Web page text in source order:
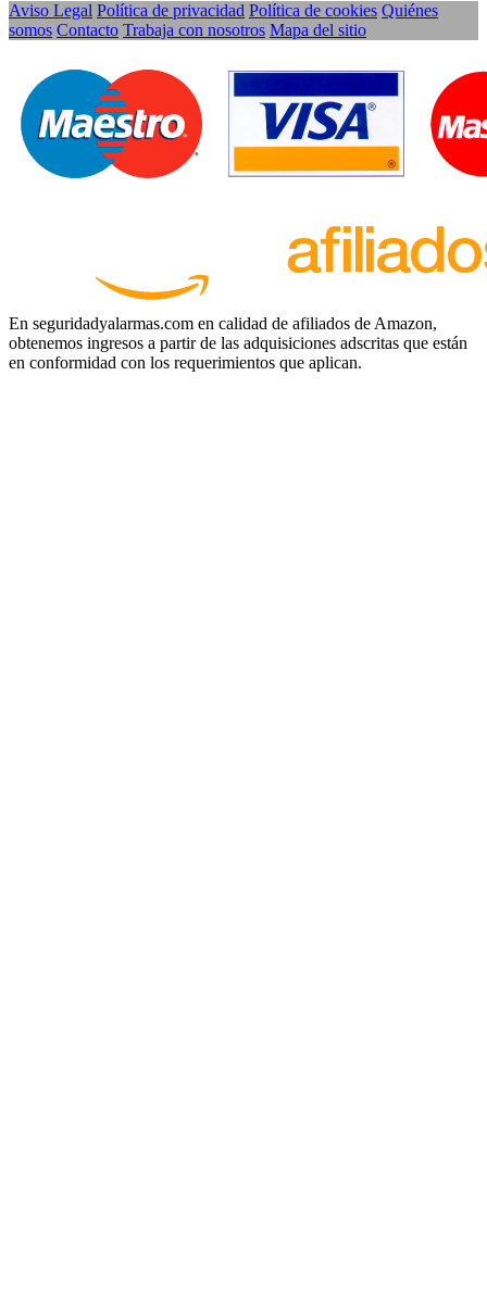
Aviso Legal Política de privacidad Política de cookies Quiénes
somos Contacto Trabaja con nosotros Mapa del sitio
En seguridadyalarmas.com en calidad de afiliados de Amazon,
obtenemos ingresos a partir de las adquisiciones adscritas que están
en conformidad con los requerimientos que aplican.